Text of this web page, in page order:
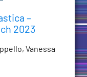
–
2023
Vanessa